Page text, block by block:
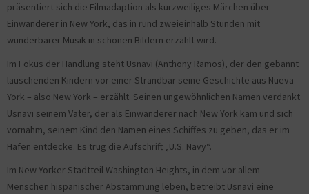
präsentiert sich die Filmadaption als kurzweiliges Märchen über
Einwanderer in New York, das in rund zweieinhalb Stunden mit
wunderbarer Musik in schönen Bildern erzählt wird.
Im Fokus der Handlung steht Usnavi (Anthony Ramos), der den gebannt
lauschenden Kindern vor einer Strandbar seine Geschichte aus Nueva
York – also New York – erzählt. Seinen ungewöhnlichen Namen verdankt
Usnavi seinem Vater, der als Einwanderer nach New York kam und sich
vornahm, seinem Kind den Namen eines Schiffes zu geben, das er im
Hafen entdecke. Es trug die Aufschrift „U.S. Navy“.
Im New Yorker Stadtteil Washington Heights, in dem vor allem
Menschen hispanischer Abstammung leben, betreibt Usnavi eine